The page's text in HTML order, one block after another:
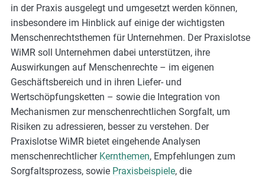
in der Praxis ausgelegt und umgesetzt werden können,
insbesondere im Hinblick auf einige der wichtigsten
Menschenrechtsthemen für Unternehmen. Der Praxislotse
WiMR soll Unternehmen dabei unterstützen, ihre
Auswirkungen auf Menschenrechte – im eigenen
Geschäftsbereich und in ihren Liefer- und
Wertschöpfungsketten – sowie die Integration von
Mechanismen zur menschenrechtlichen Sorgfalt, um
Risiken zu adressieren, besser zu verstehen. Der
Praxislotse WiMR bietet eingehende Analysen
menschenrechtlicher Kernthemen, Empfehlungen zum
Sorgfaltsprozess, sowie Praxisbeispiele, die